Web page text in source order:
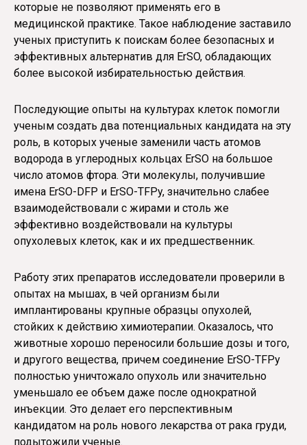
которые не позволяют применять его в
медицинской практике. Такое наблюдение заставило
ученых приступить к поискам более безопасных и
эффективных альтернатив для ErSO, обладающих
более высокой избирательностью действия.
Последующие опыты на культурах клеток помогли
ученым создать два потенциальных кандидата на эту
роль, в которых ученые заменили часть атомов
водорода в углеродных кольцах ErSO на большое
число атомов фтора. Эти молекулы, получившие
имена ErSO-DFP и ErSO-TFPy, значительно слабее
взаимодействовали с жирами и столь же
эффективно воздействовали на культуры
опухолевых клеток, как и их предшественник.
Работу этих препаратов исследователи проверили в
опытах на мышах, в чей организм были
имплантированы крупные образцы опухолей,
стойких к действию химиотерапии. Оказалось, что
животные хорошо переносили большие дозы и того,
и другого вещества, причем соединение ErSO-TFPy
полностью уничтожало опухоль или значительно
уменьшало ее объем даже после однократной
инъекции. Это делает его перспективным
кандидатом на роль нового лекарства от рака груди,
подытожили ученые.